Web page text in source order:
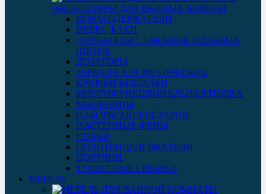
АКСЕССУАРЫ ДЛЯ ВАННЫХ КОМНАТ
БУМАГОДЕРЖАТЕЛИ
ВЕДРА, БАКИ
ДЕРЖАТЕЛИ СТАКАНОВ И ЗУБНЫХ
ЩЕТОК
ДОЗАТОРЫ
ЗЕРКАЛА КОСМЕТИЧЕСКИЕ
КРЮЧКИ ВЕШАЛКИ
МНОГОФУНКЦИОНАЛЬНАЯ ПОЛКА
МЫЛЬНИЦЫ
НАБОРЫ АКСЕССУАРОВ
НАСТЕННЫЕ ФЕНЫ
ПОЛКИ
ПОЛОТЕНЦЕДЕРЖАТЕЛИ
ПОРУЧНИ
ТУАЛЕТНЫЕ ЕРШИКИ
МЕБЕЛЬ